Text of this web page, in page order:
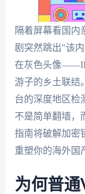
隔着屏幕看国内
剧突然跳出"该
在灰色头像
游子的乡土联结
台的深度地区检
不是简单翻墙，
指南将破解加密
重塑你的海外国
为何普通